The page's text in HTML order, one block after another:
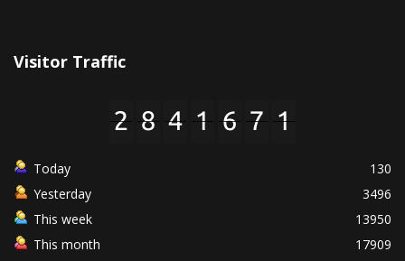
Visitor Traffic
Today
130
Yesterday
3496
This week
13950
This month
17909